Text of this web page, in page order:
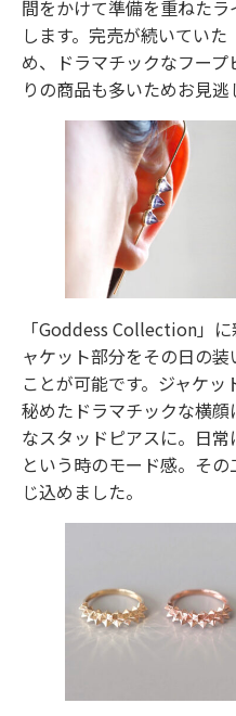
間をかけて準備を重ねた
します。完売が続いてい
め、ドラマチックなフー
りの商品も多いためお見逃
「Goddess Collection」
ャケット部分をその日の
ことが可能です。ジャケ
秘めたドラマチックな横
なスタッドピアスに。日
という時のモード感。そ
じ込めました。